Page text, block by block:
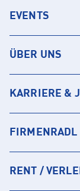
EVENTS
ÜBER UNS
KARRIERE &
FIRMENRADL
RENT /